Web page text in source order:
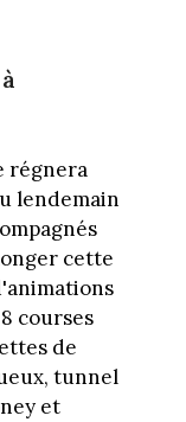
régnera
lendemain
cette
courses
de
tunnel
et